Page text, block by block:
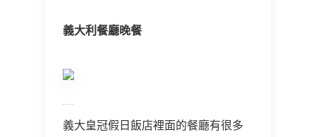
義大利餐廳晚餐
義大皇冠假日飯店裡面的餐廳有很多